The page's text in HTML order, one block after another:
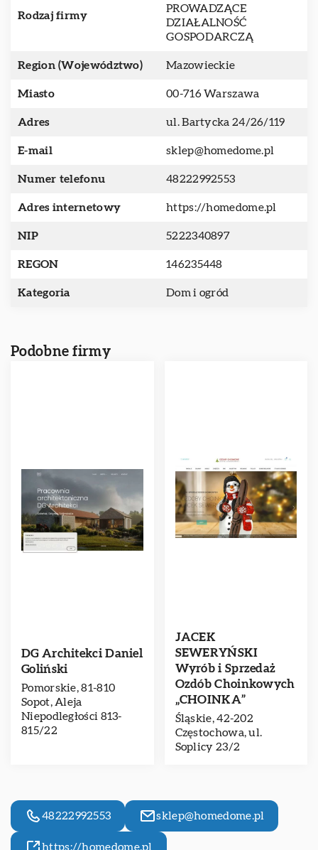
Rodzaj firmy
PROWADZĄCE
DZIAŁALNOŚĆ
GOSPODARCZĄ
Region (Województwo) Mazowieckie
Miasto 00-716 Warszawa
Adres ul. Bartycka 24/26/119
E-mail sklep@homedome.pl
Numer telefonu 48222992553
Adres internetowy https://homedome.pl
NIP 5222340897
REGON 146235448
Kategoria Dom i ogród
Podobne firmy
DG Architekci Daniel
Goliński
Pomorskie, 81-810
Sopot, Aleja
Niepodległości 813-
815/22
JACEK
SEWERYŃSKI
Wyrób i Sprzedaż
Ozdób Choinkowych
„CHOINKA”
Śląskie, 42-202
Częstochowa, ul.
Soplicy 23/2
48222992553 sklep@homedome.pl
https://homedome.pl